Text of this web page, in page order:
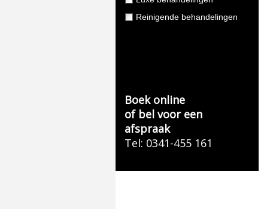
Reinigende behandelingen
Boek online
of bel voor een
afspraak
Tel: 0341-455 161